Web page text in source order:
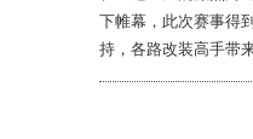
下帷幕，此次赛事得
持，各路改装高手带
工艺也让人惊叹不已